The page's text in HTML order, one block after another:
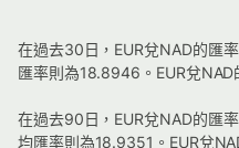
在過去30日，EUR兌NAD的匯
匯率則為18.8946。EUR兌
在過去90日，EUR兌NAD的匯
均匯率則為18.9351。EUR兌